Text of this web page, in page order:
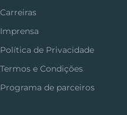
Carreiras
Imprensa
Política de Privacidade
Termos e Condições
Programa de parceiros